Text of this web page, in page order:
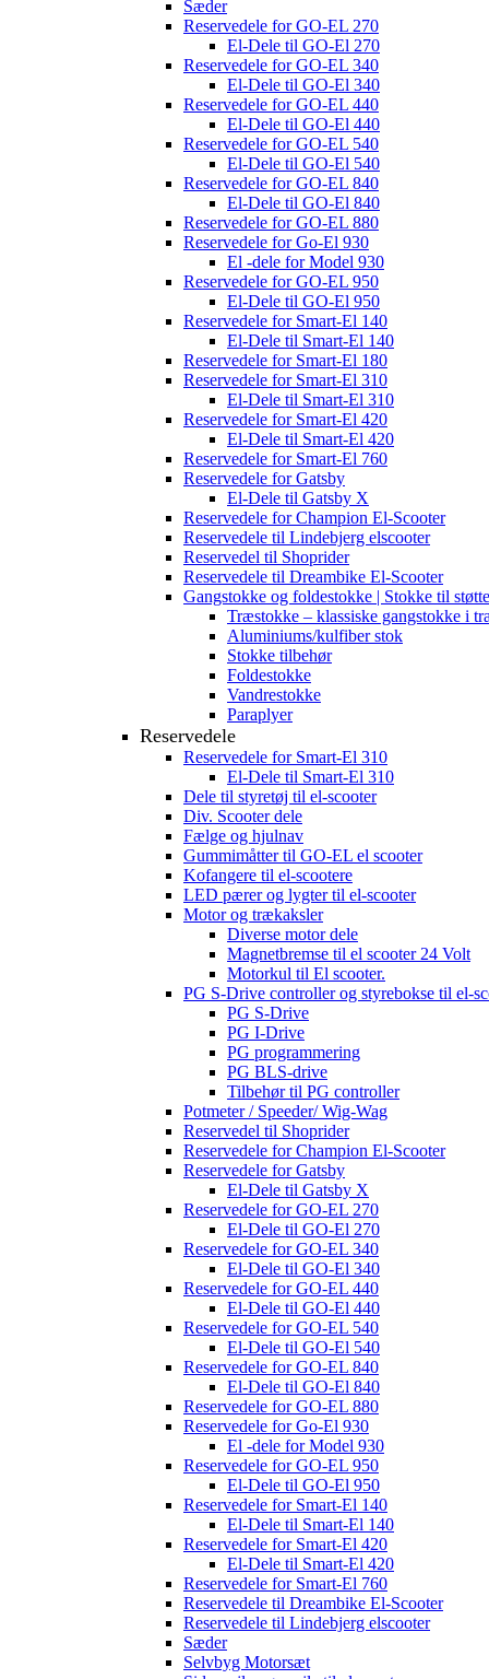
Sæder
Reservedele for GO-EL 270
El-Dele til GO-El 270
Reservedele for GO-EL 340
El-Dele til GO-El 340
Reservedele for GO-EL 440
El-Dele til GO-El 440
Reservedele for GO-EL 540
El-Dele til GO-El 540
Reservedele for GO-EL 840
El-Dele til GO-El 840
Reservedele for GO-EL 880
Reservedele for Go-El 930
El -dele for Model 930
Reservedele for GO-EL 950
El-Dele til GO-El 950
Reservedele for Smart-El 140
El-Dele til Smart-El 140
Reservedele for Smart-El 180
Reservedele for Smart-El 310
El-Dele til Smart-El 310
Reservedele for Smart-El 420
El-Dele til Smart-El 420
Reservedele for Smart-El 760
Reservedele for Gatsby
El-Dele til Gatsby X
Reservedele for Champion El-Scooter
Reservedele til Lindebjerg elscooter
Reservedel til Shoprider
Reservedele til Dreambike El-Scooter
Gangstokke og foldestokke | Stokke til støtte
Træstokke – klassiske gangstokke i
Aluminiums/kulfiber stok
Stokke tilbehør
Foldestokke
Vandrestokke
Paraplyer
Reservedele
Reservedele for Smart-El 310
El-Dele til Smart-El 310
Dele til styretøj til el-scooter
Div. Scooter dele
Fælge og hjulnav
Gummimåtter til GO-EL el scooter
Kofangere til el-scootere
LED pærer og lygter til el-scooter
Motor og trækaksler
Diverse motor dele
Magnetbremse til el scooter 24 Volt
Motorkul til El scooter.
PG S-Drive controller og styrebokse til el-
PG S-Drive
PG I-Drive
PG programmering
PG BLS-drive
Tilbehør til PG controller
Potmeter / Speeder/ Wig-Wag
Reservedel til Shoprider
Reservedele for Champion El-Scooter
Reservedele for Gatsby
El-Dele til Gatsby X
Reservedele for GO-EL 270
El-Dele til GO-El 270
Reservedele for GO-EL 340
El-Dele til GO-El 340
Reservedele for GO-EL 440
El-Dele til GO-El 440
Reservedele for GO-EL 540
El-Dele til GO-El 540
Reservedele for GO-EL 840
El-Dele til GO-El 840
Reservedele for GO-EL 880
Reservedele for Go-El 930
El -dele for Model 930
Reservedele for GO-EL 950
El-Dele til GO-El 950
Reservedele for Smart-El 140
El-Dele til Smart-El 140
Reservedele for Smart-El 420
El-Dele til Smart-El 420
Reservedele for Smart-El 760
Reservedele til Dreambike El-Scooter
Reservedele til Lindebjerg elscooter
Sæder
Selvbyg Motorsæt